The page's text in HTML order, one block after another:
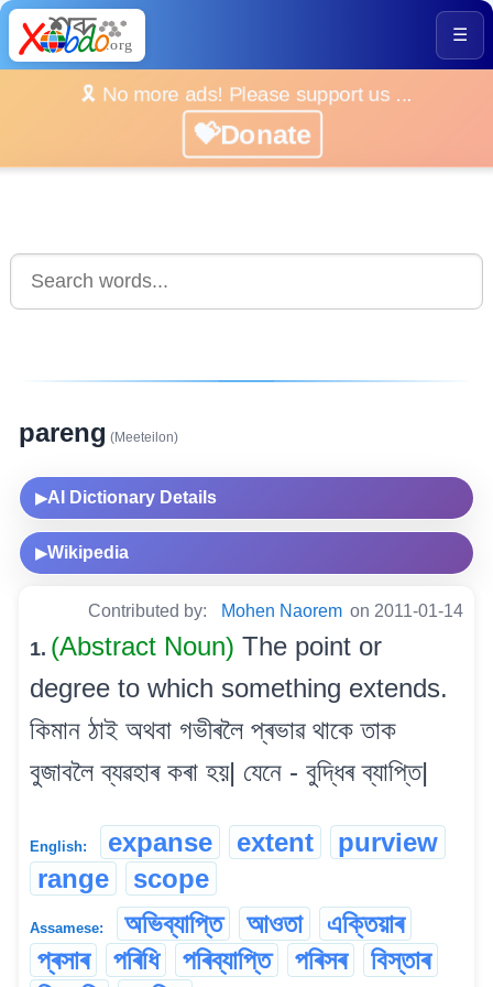
☰
🎗️ No more ads! Please support us ...
💝Donate
pareng (Meeteilon)
▶AI Dictionary Details
▶Wikipedia
Contributed by: Mohen Naorem on 2011-01-14
1. (Abstract Noun) The point or
degree to which something extends.
কিমান ঠাই অথবা গভীৰলৈ প্ৰভাৱ থাকে তাক
বুজাবলৈ ব্যৱহাৰ কৰা হয়| যেনে - বুদ্ধিৰ ব্যাপ্তি|
English: expanse extent
purview
range
scope
Assamese: অভিব্যাপ্তি আওতা
এক্তিয়াৰ
প্ৰসাৰ
পৰিধি পৰিব্যাপ্তি পৰিসৰ
বিস্তাৰ